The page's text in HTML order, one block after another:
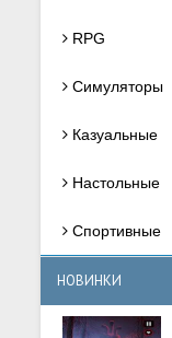
RPG
Симуляторы
Казуальные
Настольные
Спортивные
НОВИНКИ